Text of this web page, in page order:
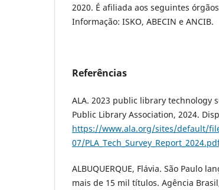
2020. É afiliada aos seguintes
Informação: ISKO, ABECIN e ANCIB.
Referências
ALA. 2023 public library technology
Public Library Association, 2024.
https://www.ala.org/sites/default/
07/
ALBUQUERQUE, Flávia. São Paulo
mais de 15 mil títulos. Agência